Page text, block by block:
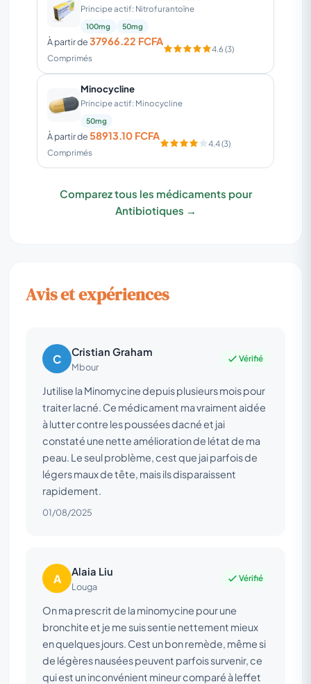
Principe actif: Nitrofurantoïne
100mg 50mg
À partir de37966.22 FCFA
Comprimés
4.6 (3)
Minocycline
Principe actif: Minocycline
50mg
À partir de58913.10 FCFA
Comprimés
4.4 (3)
Comparez tous les médicaments pour
Antibiotiques →
Avis et expériences
C Cristian Graham
Mbour
Vérifié
Jutilise la Minomycine depuis plusieurs mois pour
traiter lacné. Ce médicament ma vraiment aidée
à lutter contre les poussées dacné et jai
constaté une nette amélioration de létat de ma
peau. Le seul problème, cest que jai parfois de
légers maux de tête, mais ils disparaissent
rapidement.
01/08/2025
A Alaia Liu
Louga
Vérifié
On ma prescrit de la minomycine pour une
bronchite et je me suis sentie nettement mieux
en quelques jours. Cest un bon remède, même si
de légères nausées peuvent parfois survenir, ce
qui est un inconvénient mineur comparé à leffet